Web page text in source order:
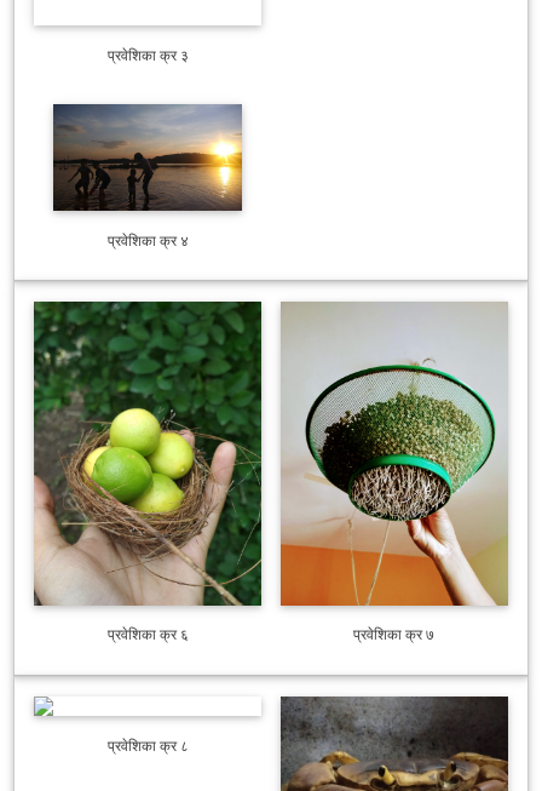
प्रवेशिका क्र ३
प्रवेशिका क्र ४
प्रवेशिका क्र ६ प्रवेशिका क्र ७
प्रवेशिका क्र ८